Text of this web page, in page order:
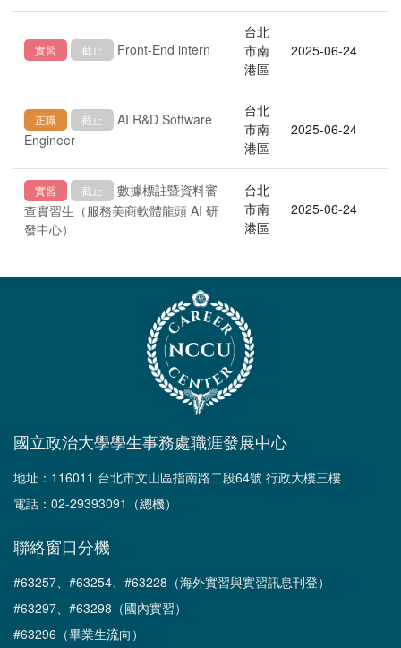
實習 截止 Front-End intern
台北
市南
港區
2025-06-24
正職 截止
AI R&D Software
Engineer
台北
市南
港區
2025-06-24
實習 截止
數據標註暨資料審
查實習生（服務美商軟體龍頭 AI 研
發中心）
台北
市南
港區
2025-06-24
國立政治大學學生事務處職涯發展中心
地址：116011 台北市文山區指南路二段64號 行政大樓三樓
電話：02-29393091（總機）
聯絡窗口分機
#63257、#63254、#63228（海外實習與實習訊息刊登）
#63297、#63298（國內實習）
#63296（畢業生流向）